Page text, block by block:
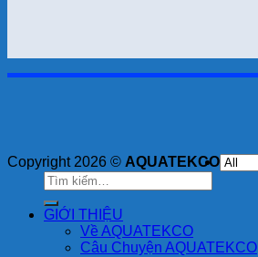
Copyright 2026 © AQUATEKCO
Tìm
kiếm:
GIỚI THIỆU
Về AQUATEKCO
Câu Chuyện AQUATEKCO